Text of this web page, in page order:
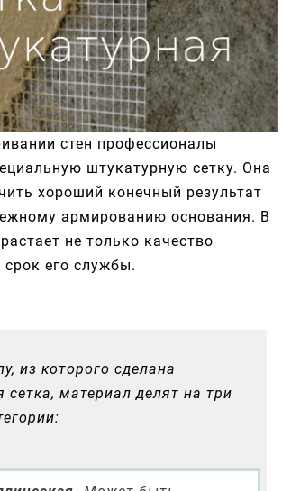
стен профессионалы
штукатурную сетку. Она
хороший конечный результат
армированию основания. В
не только качество
его службы.
из которого сделана
сетка, материал делят на три